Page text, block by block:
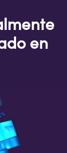
en